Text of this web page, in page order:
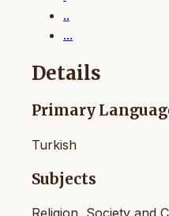
..
...
Details
Primary
Turkish
Subjects